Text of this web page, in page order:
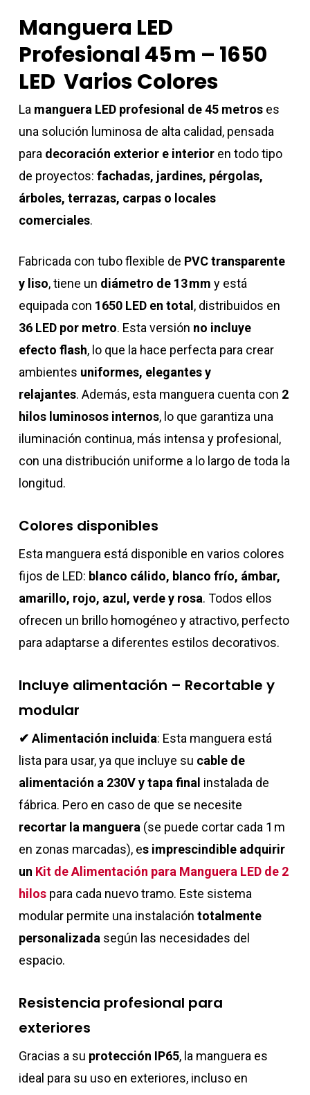
Manguera LED
Profesional 45 m – 1650
LED Varios Colores
La manguera LED profesional de 45 metroses
una solución luminosa de alta calidad, pensada
para decoración exterior e interioren todo tipo
de proyectos: fachadas, jardines, pérgolas,
árboles, terrazas, carpas o locales
comerciales.
Fabricada con tubo flexible de PVC transparente
y liso, tiene un diámetro de 13 mm y está
equipada con 1650 LED en total, distribuidos en
36 LED por metro. Esta versión no incluye
efecto flash, lo que la hace perfecta para crear
ambientes uniformes, elegantes y
relajantes. Además, esta manguera cuenta con 2
hilos luminosos internos, lo que garantiza una
iluminación continua, más intensa y profesional,
con una distribución uniforme a lo largo de toda la
longitud.
Colores disponibles
Esta manguera está disponible en varios colores
fijos de LED: blanco cálido, blanco frío, ámbar,
amarillo, rojo, azul, verde y rosa. Todos ellos
ofrecen un brillo homogéneo y atractivo, perfecto
para adaptarse a diferentes estilos decorativos.
Incluye alimentación – Recortable y
modular
✔ Alimentación incluida: Esta manguera está
lista para usar, ya que incluye su cable de
alimentación a 230V y tapa final instalada de
fábrica. Pero en caso de que se necesite
recortar la manguera (se puede cortar cada 1 m
en zonas marcadas), es imprescindible adquirir
un Kit de Alimentación para Manguera LED de 2
hilos para cada nuevo tramo. Este sistema
modular permite una instalación totalmente
personalizada según las necesidades del
espacio.
Resistencia profesional para
exteriores
Gracias a su protección IP65, la manguera es
ideal para su uso en exteriores, incluso en